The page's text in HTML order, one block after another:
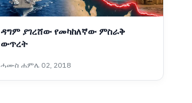
ዳግም ያገረሸው የመካከለኛው ምስራቅ
ውጥረት
ሓሙስ ሐምሌ 02, 2018